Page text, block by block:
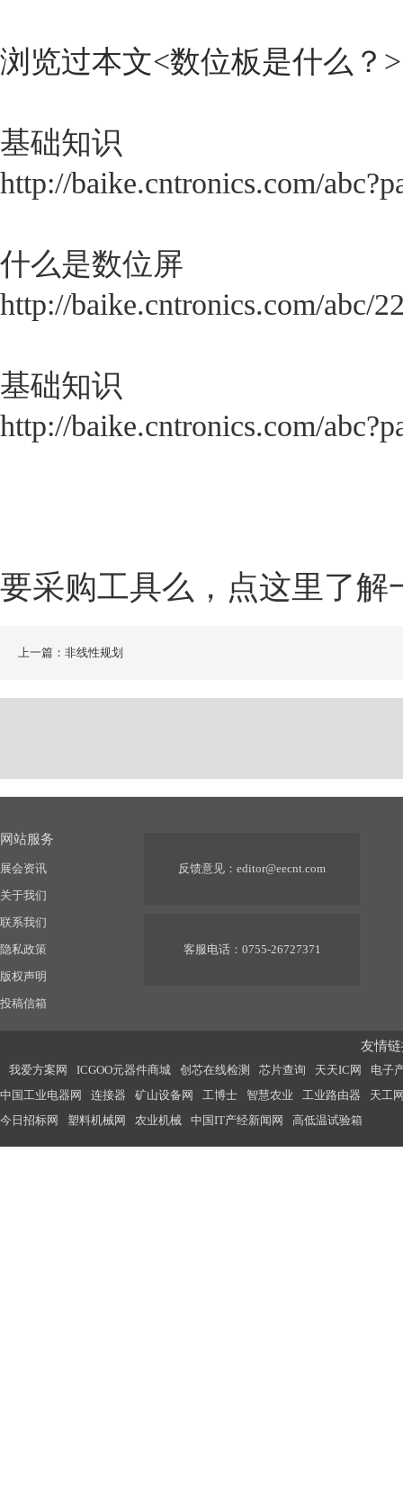
浏览过本文<数位板是什么？
基础知识
http://baike.cntronics.com/
什么是数位屏
http://baike.cntronics.com/abc/
基础知识
http://baike.cntronics.com/
要采购工具么，点这里了解
上一篇：非线性规划
网站服务
展会资讯
关于我们
联系我们
隐私政策
版权声明
投稿信箱
反馈意见： editor@eecnt.com
客服电话：0755-26727371
友情
我爱方案网 ICGOO元器件商城 创芯在线检测 芯片查询 天天IC网
电子
中国工业电器网
连接器 矿山设备网 工博士 智慧农业 工业路由器
天工
今日招标网
塑料机械网 农业机械 中国IT产经新闻网 高低温试验箱